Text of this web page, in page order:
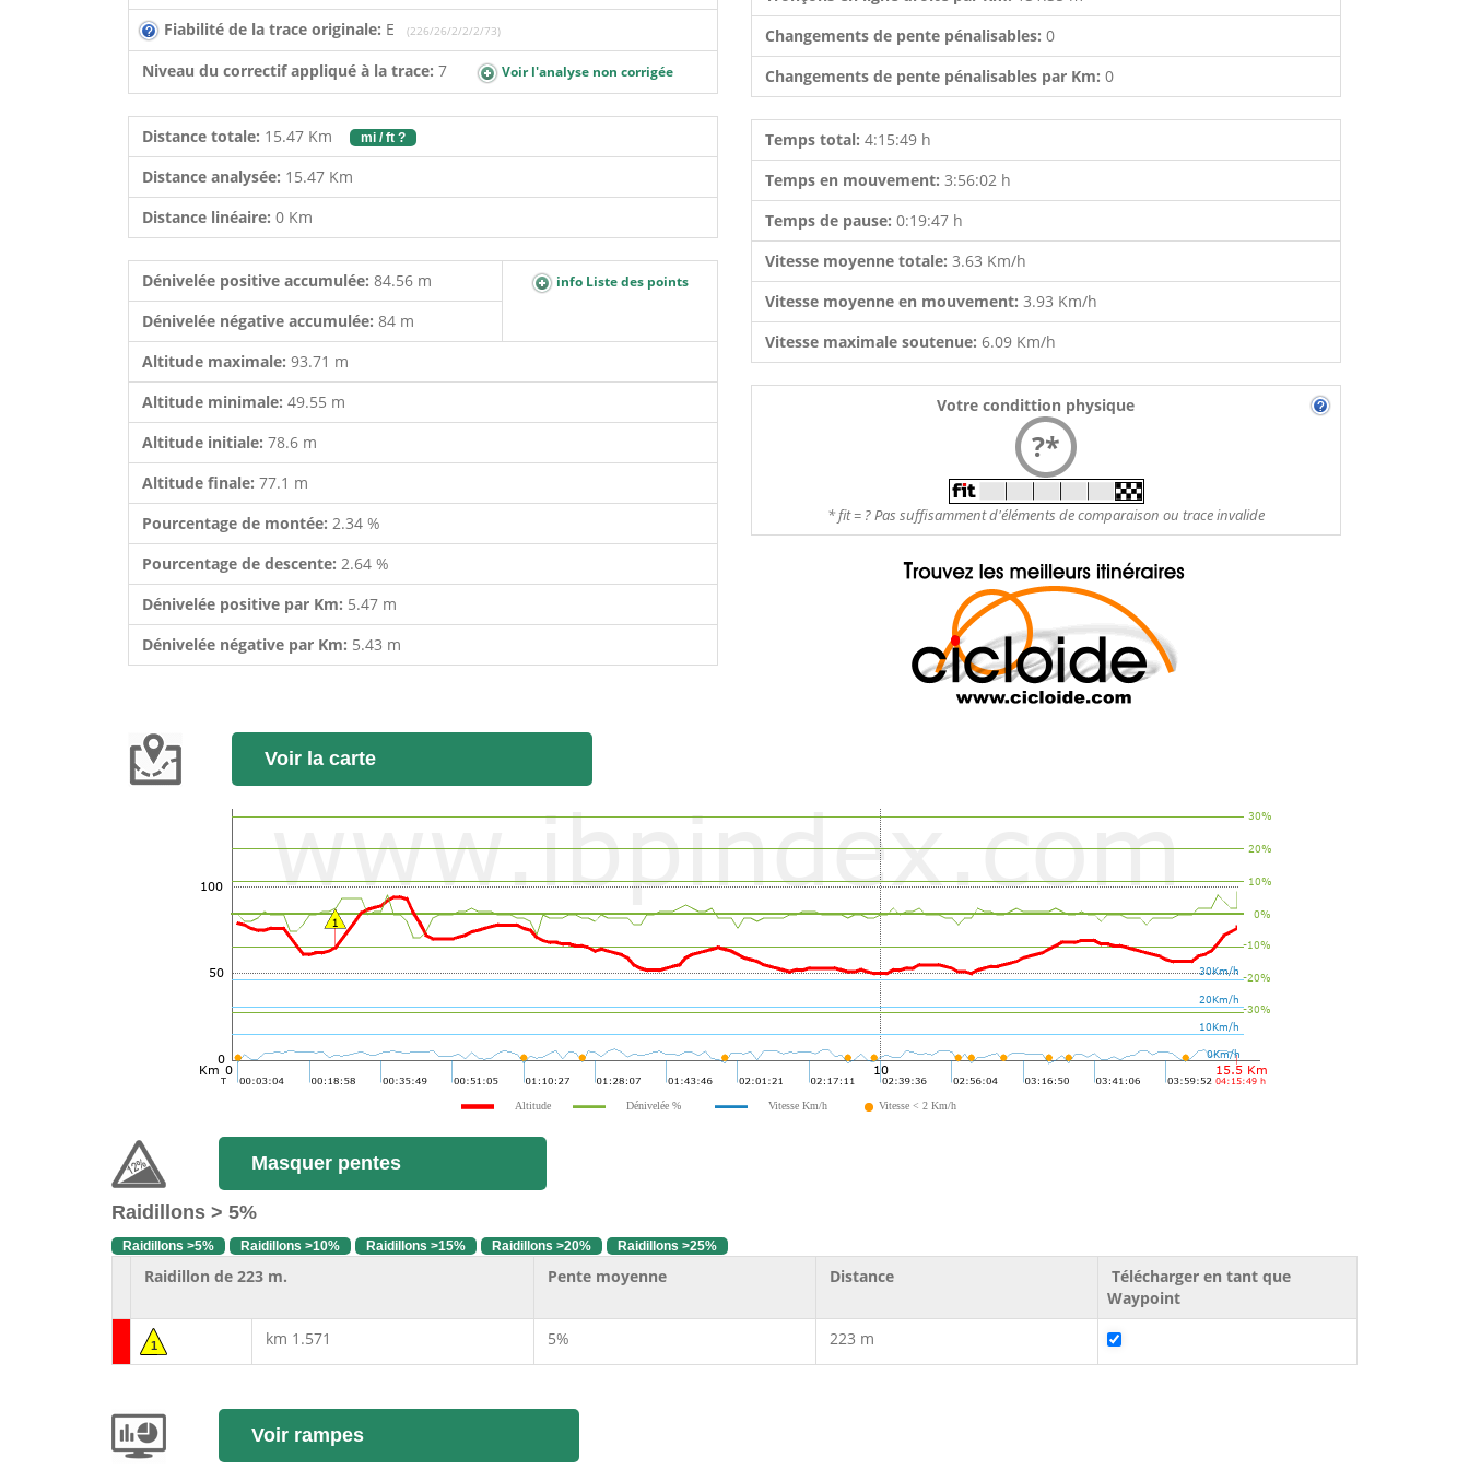
Fiabilité de la trace originale: E (226/26/2/2/2/73)
Niveau du correctif appliqué à la trace: 7 Voir l'analyse non corrigée
Distance totale: 15.47 Km mi / ft ?
Distance analysée: 15.47 Km
Distance linéaire: 0 Km
Dénivelée positive accumulée: 84.56 m info Liste des points
Dénivelée négative accumulée: 84 m
Altitude maximale: 93.71 m
Altitude minimale: 49.55 m
Altitude initiale: 78.6 m
Altitude finale: 77.1 m
Pourcentage de montée: 2.34 %
Pourcentage de descente: 2.64 %
Dénivelée positive par Km: 5.47 m
Dénivelée négative par Km: 5.43 m
Changements de pente pénalisables: 0
Changements de pente pénalisables par Km: 0
Temps total: 4:15:49 h
Temps en mouvement: 3:56:02 h
Temps de pause: 0:19:47 h
Vitesse moyenne totale: 3.63 Km/h
Vitesse moyenne en mouvement: 3.93 Km/h
Vitesse maximale soutenue: 6.09 Km/h
Votre condittion physique
?*
* fit = ? Pas suffisamment d'éléments de comparaison ou trace invalide
Voir la carte
Altitude Dénivelée % Vitesse Km/h Vitesse < 2 Km/h
Masquer pentes
Raidillons > 5%
Raidillons >5% Raidillons >10% Raidillons >15% Raidillons >20% Raidillons >25%
Raidillon de 223 m. Pente moyenne Distance
Télécharger en tant que
Waypoint
1 km 1.571 5% 223 m
Voir rampes